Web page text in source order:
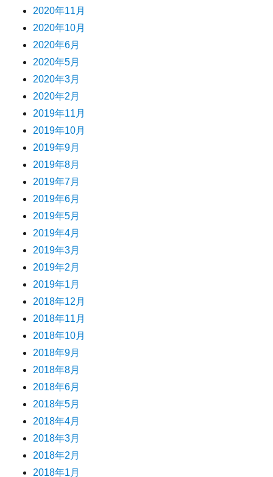
2020年11月
2020年10月
2020年6月
2020年5月
2020年3月
2020年2月
2019年11月
2019年10月
2019年9月
2019年8月
2019年7月
2019年6月
2019年5月
2019年4月
2019年3月
2019年2月
2019年1月
2018年12月
2018年11月
2018年10月
2018年9月
2018年8月
2018年6月
2018年5月
2018年4月
2018年3月
2018年2月
2018年1月